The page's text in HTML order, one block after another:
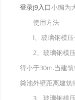
使用成都玻
登录j9入口小编为
使用方法
l、玻璃钢模压
2、玻璃钢模压
得小于30m.当建
粪池外壁距离建筑
3、玻璃钢模压